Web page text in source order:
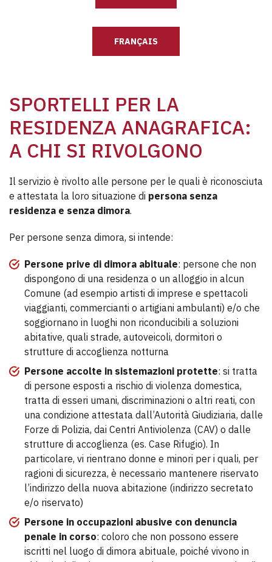
FRANÇAIS
SPORTELLI PER LA
RESIDENZA ANAGRAFICA:
A CHI SI RIVOLGONO
Il servizio è rivolto alle persone per le quali è riconosciuta
e attestata la loro situazione di persona senza
residenza e senza dimora.
Per persone senza dimora, si intende:
Persone prive di dimora abituale: persone che non
dispongono di una residenza o un alloggio in alcun
Comune (ad esempio artisti di imprese e spettacoli
viaggianti, commercianti o artigiani ambulanti) e/o che
soggiornano in luoghi non riconducibili a soluzioni
abitative, quali strade, autoveicoli, dormitori o
strutture di accoglienza notturna
Persone accolte in sistemazioni protette: si tratta
di persone esposti a rischio di violenza domestica,
tratta di esseri umani, discriminazioni o altri reati, con
una condizione attestata dall’Autorità Giudiziaria, dalle
Forze di Polizia, dai Centri Antiviolenza (CAV) o dalle
strutture di accoglienza (es. Case Rifugio). In
particolare, vi rientrano donne e minori per i quali, per
ragioni di sicurezza, è necessario mantenere riservato
l’indirizzo della nuova abitazione (indirizzo secretato
e/o riservato)
Persone in occupazioni abusive con denuncia
penale in corso: coloro che non possono essere
iscritti nel luogo di dimora abituale, poiché vivono in